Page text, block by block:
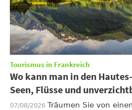
Tourismus in Frankreich
Wo kann man in den
Seen, Flüsse und
07/08/2026 Träumen Sie von